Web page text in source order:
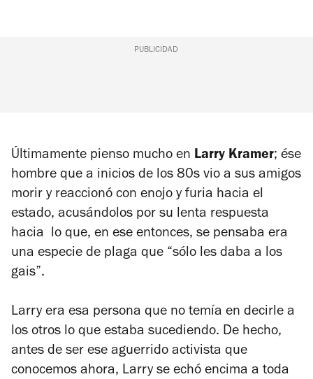
PUBLICIDAD
Últimamente pienso mucho en Larry Kramer; ése
hombre que a inicios de los 80s vio a sus amigos
morir y reaccionó con enojo y furia hacia el
estado, acusándolos por su lenta respuesta
hacia lo que, en ese entonces, se pensaba era
una especie de plaga que “sólo les daba a los
gais”.
Larry era esa persona que no temía en decirle a
los otros lo que estaba sucediendo. De hecho,
antes de ser ese aguerrido activista que
conocemos ahora, Larry se echó encima a toda